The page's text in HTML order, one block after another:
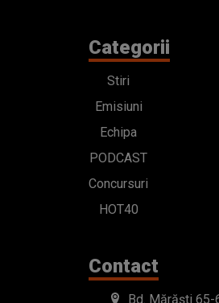
Categorii
Stiri
Emisiuni
Echipa
PODCAST
Concursuri
HOT40
Contact
Bd. Mărăști 65-